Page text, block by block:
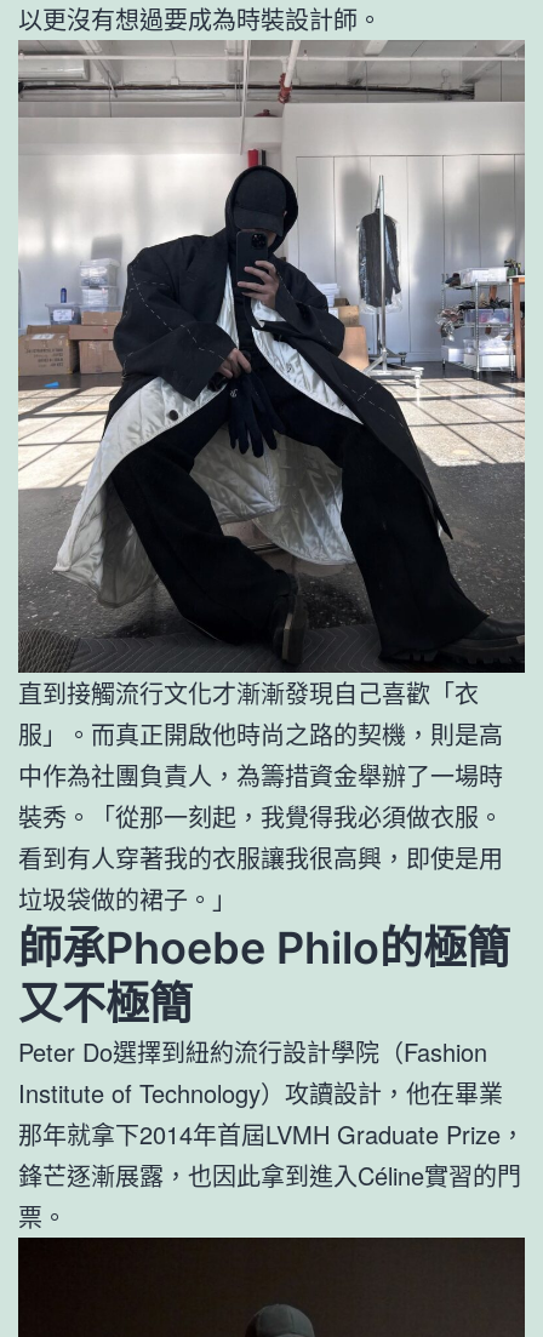
以更沒有想過要成為時裝設計師。
直到接觸流行文化才漸漸發現自己喜歡「衣
服」。而真正開啟他時尚之路的契機，則是高
中作為社團負責人，為籌措資金舉辦了一場時
裝秀。「從那一刻起，我覺得我必須做衣服。
看到有人穿著我的衣服讓我很高興，即使是用
垃圾袋做的裙子。」
師承Phoebe Philo的極簡
又不極簡
Peter Do選擇到紐約流行設計學院（Fashion
Institute of Technology）攻讀設計，他在畢業
那年就拿下2014年首屆LVMH Graduate Prize，
鋒芒逐漸展露，也因此拿到進入Céline實習的門
票。